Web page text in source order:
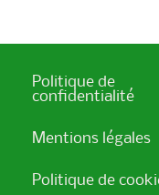
Politique de
confidentialité
Mentions légales
Politique de